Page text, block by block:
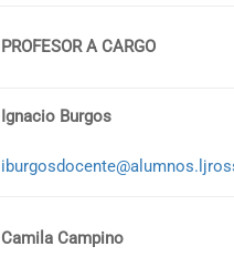
PROFESOR A CARGO
Ignacio Burgos
Camila Campino